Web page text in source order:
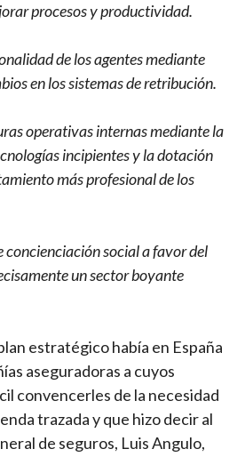
procesos y productividad.
de los agentes mediante
en los sistemas de retribución.
operativas internas mediante la
incipientes y la dotación
más profesional de los
concienciación social a favor del
un sector boyante
estratégico había en España
aseguradoras a cuyos
convencerles de la necesidad
trazada y que hizo decir al
de seguros, Luis Angulo,